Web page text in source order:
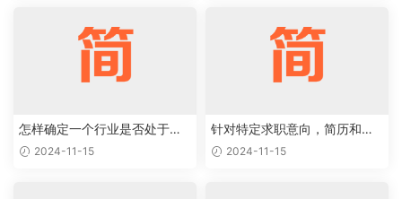
怎样确定一个行业是否处于上
升阶段，值得作为求职目标
2024-11-15
针对特定求职意向，简历和求
职信应该如何优化
2024-11-15